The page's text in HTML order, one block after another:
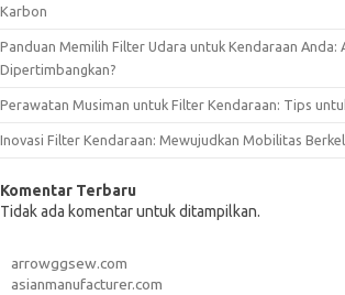
Karbon
Panduan Memilih Filter Udara untuk Kendaraan Anda:
Dipertimbangkan?
Perawatan Musiman untuk Filter Kendaraan: Tips
Inovasi Filter Kendaraan: Mewujudkan Mobilitas
Komentar Terbaru
Tidak ada komentar untuk ditampilkan.
arrowggsew.com
asianmanufacturer.com